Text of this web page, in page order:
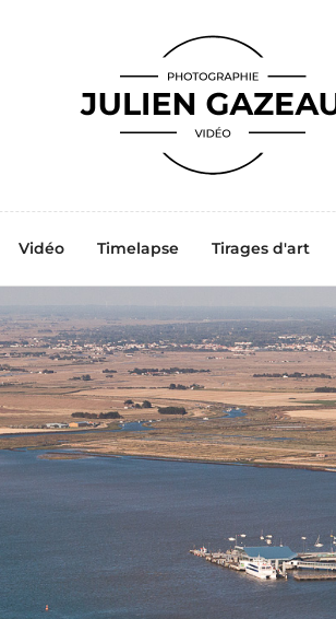
Vidéo Timelapse Tirages d'art